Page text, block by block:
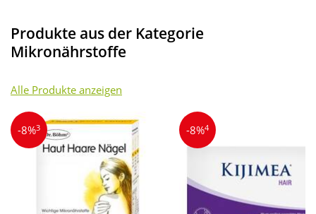
Produkte aus der Kategorie
Mikronährstoffe
Alle Produkte anzeigen
-8%3 -8%4